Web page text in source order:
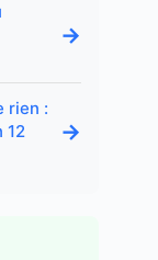
→
rien :
12
→